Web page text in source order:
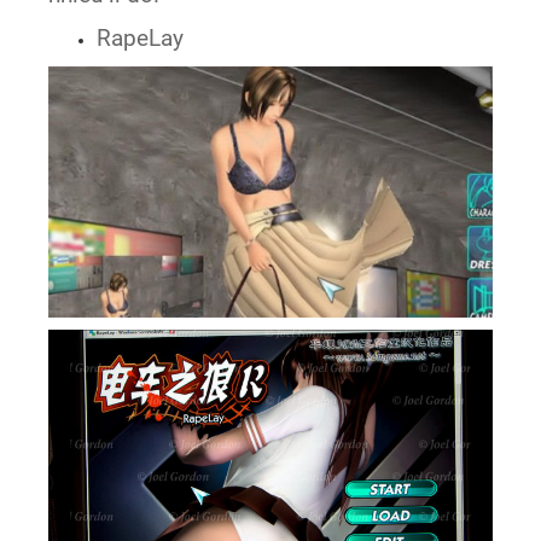
RapeLay